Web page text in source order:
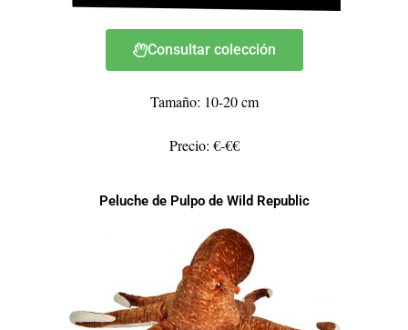
Consultar colección
Tamaño: 10-20 cm
Precio: €-€€
Peluche de Pulpo de Wild Republic